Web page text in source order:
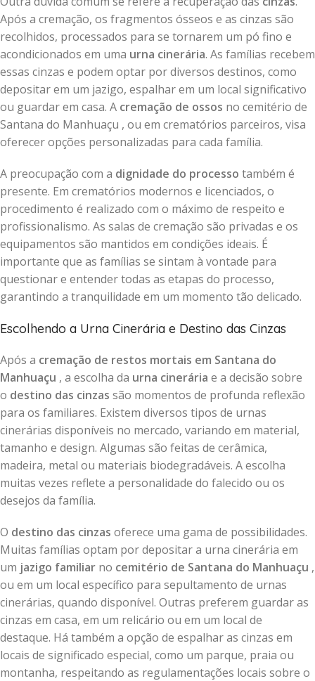
Após a cremação, os fragmentos ósseos e as cinzas são
recolhidos, processados para se tornarem um pó fino e
acondicionados em uma urna cinerária. As famílias recebem
essas cinzas e podem optar por diversos destinos, como
depositar em um jazigo, espalhar em um local significativo
ou guardar em casa. A cremação de ossos no cemitério de
Santana do Manhuaçu , ou em crematórios parceiros, visa
oferecer opções personalizadas para cada família.
A preocupação com a dignidade do processo também é
presente. Em crematórios modernos e licenciados, o
procedimento é realizado com o máximo de respeito e
profissionalismo. As salas de cremação são privadas e os
equipamentos são mantidos em condições ideais. É
importante que as famílias se sintam à vontade para
questionar e entender todas as etapas do processo,
garantindo a tranquilidade em um momento tão delicado.
Escolhendo a Urna Cinerária e Destino das Cinzas
Após a cremação de restos mortais em Santana do
Manhuaçu , a escolha da urna cinerária e a decisão sobre
o destino das cinzas são momentos de profunda reflexão
para os familiares. Existem diversos tipos de urnas
cinerárias disponíveis no mercado, variando em material,
tamanho e design. Algumas são feitas de cerâmica,
madeira, metal ou materiais biodegradáveis. A escolha
muitas vezes reflete a personalidade do falecido ou os
desejos da família.
O destino das cinzas oferece uma gama de possibilidades.
Muitas famílias optam por depositar a urna cinerária em
um jazigo familiar no cemitério de Santana do Manhuaçu ,
ou em um local específico para sepultamento de urnas
cinerárias, quando disponível. Outras preferem guardar as
cinzas em casa, em um relicário ou em um local de
destaque. Há também a opção de espalhar as cinzas em
locais de significado especial, como um parque, praia ou
montanha, respeitando as regulamentações locais sobre o